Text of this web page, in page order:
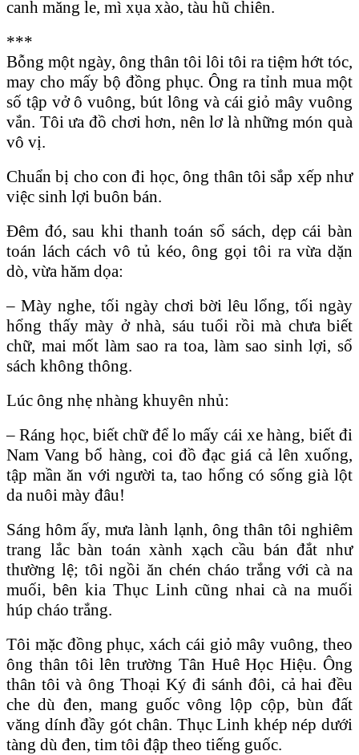
canh măng le, mì xụa xào, tàu hũ chiên.
***
Bỗng một ngày, ông thân tôi lôi tôi ra tiệm hớt tóc,
may cho mấy bộ đồng phục. Ông ra tỉnh mua một
số tập vở ô vuông, bút lông và cái giỏ mây vuông
vắn. Tôi ưa đồ chơi hơn, nên lơ là những món quà
vô vị.
Chuẩn bị cho con đi học, ông thân tôi sắp xếp như
việc sinh lợi buôn bán.
Ðêm đó, sau khi thanh toán sổ sách, dẹp cái bàn
toán lách cách vô tủ kéo, ông gọi tôi ra vừa dặn
dò, vừa hăm dọa:
– Mày nghe, tối ngày chơi bời lêu lổng, tối ngày
hổng thấy mày ở nhà, sáu tuổi rồi mà chưa biết
chữ, mai mốt làm sao ra toa, làm sao sinh lợi, sổ
sách không thông.
Lúc ông nhẹ nhàng khuyên nhủ:
– Ráng học, biết chữ để lo mấy cái xe hàng, biết đi
Nam Vang bổ hàng, coi đồ đạc giá cả lên xuống,
tập mần ăn với người ta, tao hổng có sống già lột
da nuôi mày đâu!
Sáng hôm ấy, mưa lành lạnh, ông thân tôi nghiêm
trang lắc bàn toán xành xạch cầu bán đắt như
thường lệ; tôi ngồi ăn chén cháo trắng với cà na
muối, bên kia Thục Linh cũng nhai cà na muối
húp cháo trắng.
Tôi mặc đồng phục, xách cái giỏ mây vuông, theo
ông thân tôi lên trường Tân Huê Học Hiệu. Ông
thân tôi và ông Thoại Ký đi sánh đôi, cả hai đều
che dù đen, mang guốc vông lộp cộp, bùn đất
văng dính đầy gót chân. Thục Linh khép nép dưới
tàng dù đen, tim tôi đập theo tiếng guốc.